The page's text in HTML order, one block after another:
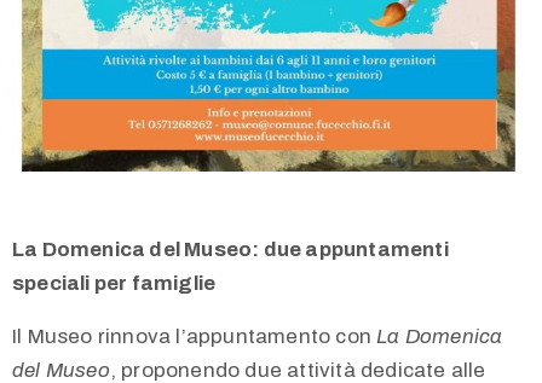
268229
museo@comune.fucecchio.fi.it
Privacy
Policy
La Domenica del Museo: due appuntamenti
speciali per famiglie
Il Museo rinnova l’appuntamento conLa Domenica
del Museo, proponendo due attività dedicate alle